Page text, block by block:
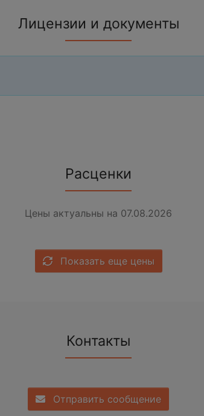
Лицензии и документы
Расценки
Цены актуальны на 07.08.2026
Показать еще цены
Контакты
Отправить сообщение